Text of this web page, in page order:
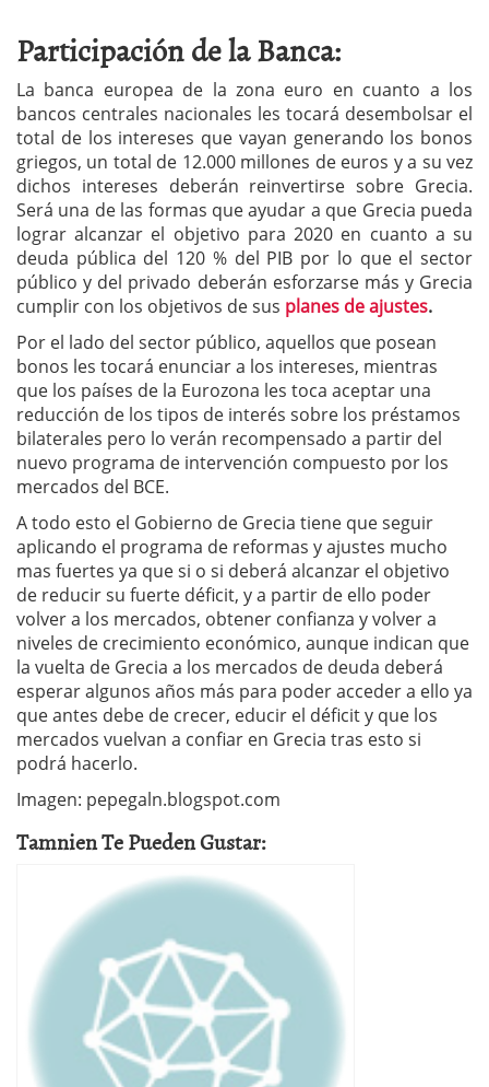
Participación de la Banca:
La banca europea de la zona euro en cuanto a los
bancos centrales nacionales les tocará desembolsar el
total de los intereses que vayan generando los bonos
griegos, un total de 12.000 millones de euros y a su vez
dichos intereses deberán reinvertirse sobre Grecia.
Será una de las formas que ayudar a que Grecia pueda
lograr alcanzar el objetivo para 2020 en cuanto a su
deuda pública del 120 % del PIB por lo que el sector
público y del privado deberán esforzarse más y Grecia
cumplir con los objetivos de sus planes de ajustes.
Por el lado del sector público, aquellos que posean
bonos les tocará enunciar a los intereses, mientras
que los países de la Eurozona les toca aceptar una
reducción de los tipos de interés sobre los préstamos
bilaterales pero lo verán recompensado a partir del
nuevo programa de intervención compuesto por los
mercados del BCE.
A todo esto el Gobierno de Grecia tiene que seguir
aplicando el programa de reformas y ajustes mucho
mas fuertes ya que si o si deberá alcanzar el objetivo
de reducir su fuerte déficit, y a partir de ello poder
volver a los mercados, obtener confianza y volver a
niveles de crecimiento económico, aunque indican que
la vuelta de Grecia a los mercados de deuda deberá
esperar algunos años más para poder acceder a ello ya
que antes debe de crecer, educir el déficit y que los
mercados vuelvan a confiar en Grecia tras esto si
podrá hacerlo.
Imagen: pepegaln.blogspot.com
Tamnien Te Pueden Gustar: